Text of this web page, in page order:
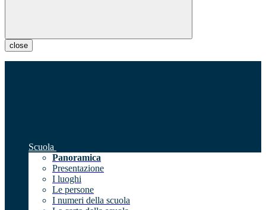
close
Scuola
Panoramica
Presentazione
I luoghi
Le persone
I numeri della scuola